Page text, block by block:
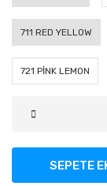
711 RED YELLOW
721 PİNK LEMON
SEPETE